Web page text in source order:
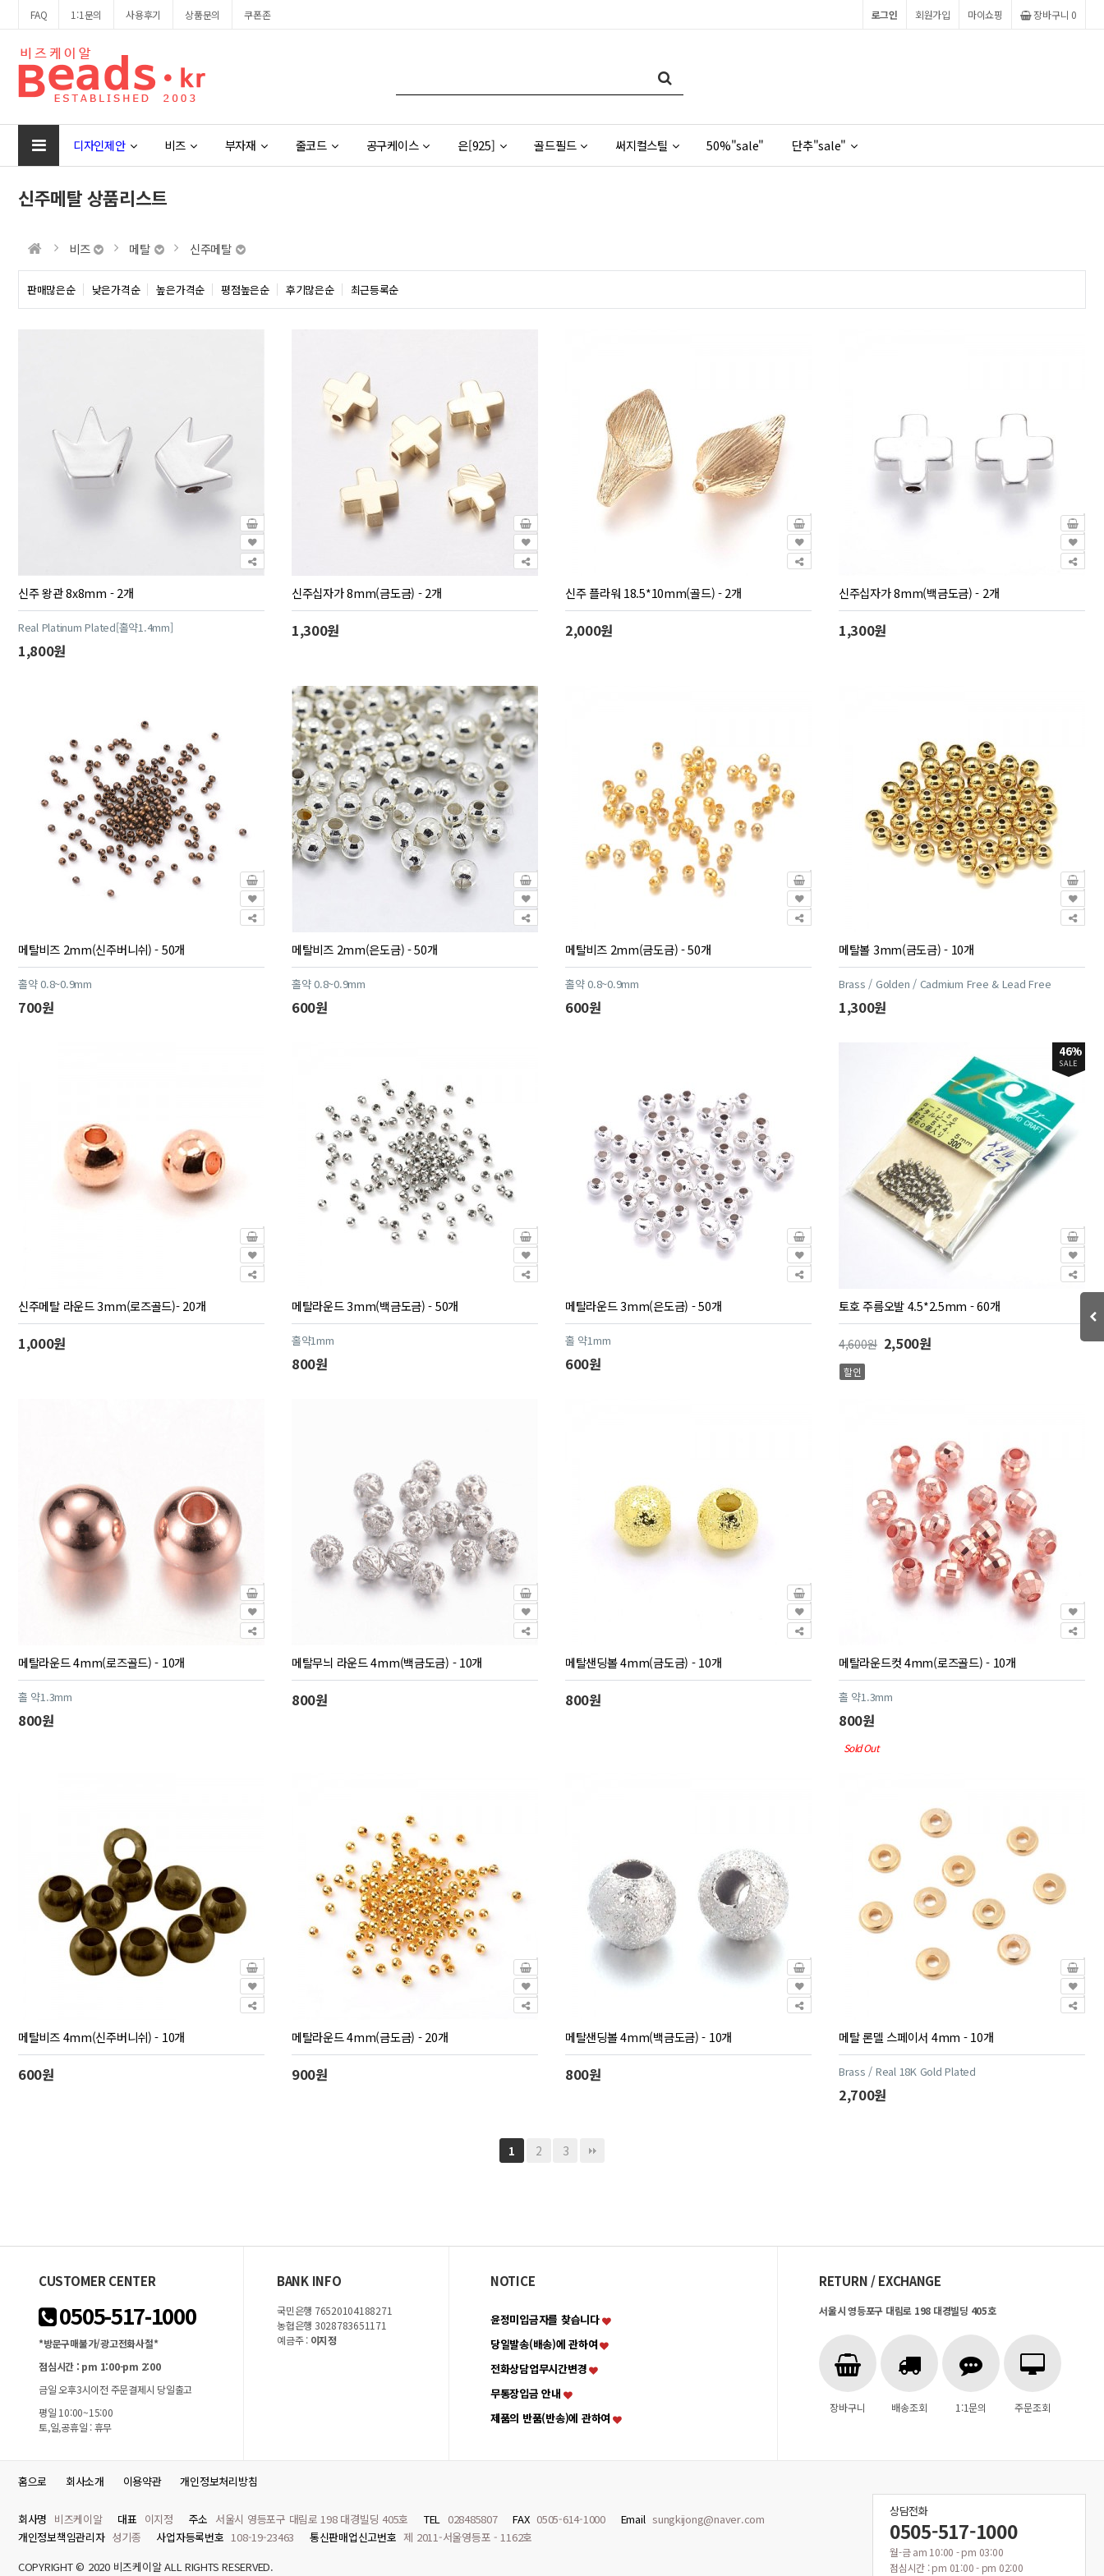
FAQ 1:1문의 사용후기 상품문의 쿠폰존 장바구니 0
마이쇼핑
회원가입
로그인
디자인제안 비즈 부자재 줄코드 공구케이스 은[925] 골드필드 써지컬스틸 50%"sale" 단추"sale"
신주메탈 상품리스트
비즈 메탈 신주메탈
판매많은순 낮은가격순 높은가격순 평점높은순 후기많은순 최근등록순
신주 왕관 8x8mm - 2개
Real Platinum Plated[홀약1.4mm]
1,800원
신주십자가 8mm(금도금) - 2개
1,300원
신주 플라워 18.5*10mm(골드) - 2개
2,000원
신주십자가 8mm(백금도금) - 2개
1,300원
메탈비즈 2mm(신주버니쉬) - 50개
홀약 0.8~0.9mm
700원
메탈비즈 2mm(은도금) - 50개
홀약 0.8~0.9mm
600원
메탈비즈 2mm(금도금) - 50개
홀약 0.8~0.9mm
600원
메탈볼 3mm(금도금) - 10개
Brass / Golden / Cadmium Free & Lead Free
1,300원
신주메탈 라운드 3mm(로즈골드)- 20개
1,000원
메탈라운드 3mm(백금도금) - 50개
홀약1mm
800원
메탈라운드 3mm(은도금) - 50개
홀 약1mm
600원
46%
SALE
토호 주름오발 4.5*2.5mm - 60개
4,600원 2,500원
할인
메탈라운드 4mm(로즈골드) - 10개
홀 약1.3mm
800원
메탈무늬 라운드 4mm(백금도금) - 10개
800원
메탈샌딩볼 4mm(금도금) - 10개
800원
메탈라운드컷 4mm(로즈골드) - 10개
홀 약1.3mm
800원
Sold Out
메탈비즈 4mm(신주버니쉬) - 10개
600원
메탈라운드 4mm(금도금) - 20개
900원
메탈샌딩볼 4mm(백금도금) - 10개
800원
메탈 론델 스페이서 4mm - 10개
Brass / Real 18K Gold Plated
2,700원
1 2 3
CUSTOMER CENTER
0505-517-1000
*방문구매불가/광고전화사절*
점심시간 : pm 1:00-pm 2:00
금일 오후3시이전 주문결제시 당일출고
평일 10:00~15:00
토,일,공휴일 : 휴무
BANK INFO
국민은행 76520104188271
농협은행 3028783651171
예금주 : 이지정
NOTICE
윤정미입금자를 찾습니다
당일발송(배송)에 관하여
전화상담업무시간변경
무통장입금 안내
제품의 반품(반송)에 관하여
RETURN / EXCHANGE
서울시 영등포구 대림로 198 대경빌딩 405호
장바구니 배송조회 1:1문의 주문조회
홈으로 회사소개 이용약관 개인정보처리방침
회사명 비즈케이알 대표 이지정 주소 서울시 영등포구 대림로 198 대경빌딩 405호 TEL 028485807 FAX 0505-614-1000 Email sungkijong@naver.com
개인정보책임관리자 성기종 사업자등록번호 108-19-23463 통신판매업신고번호 제 2011-서울영등포 - 1162호
COPYRIGHT © 2020 비즈케이알 ALL RIGHTS RESERVED.
상담전화
0505-517-1000
월-금 am 10:00 - pm 03:00
점심시간 : pm 01:00 - pm 02:00